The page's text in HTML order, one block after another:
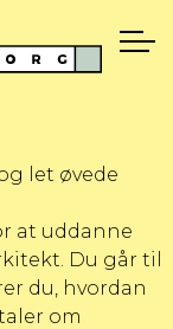
let øvede
at uddanne
Du går til
du, hvordan
om